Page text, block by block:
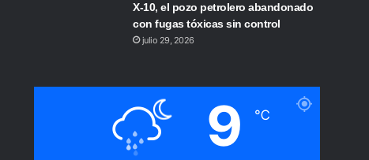
X-10, el pozo petrolero abandonado
con fugas tóxicas sin control
julio 29, 2026
9 ℃